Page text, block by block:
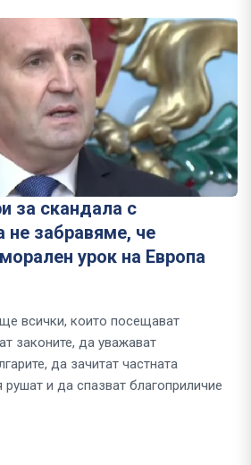
за скандала с
не забравяме, че
урок на Европа
всички, които посещават
законите, да уважават
да зачитат частната
и да спазват благоприличие